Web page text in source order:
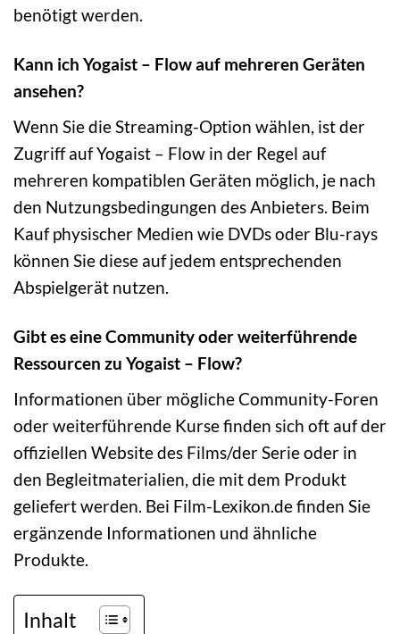
benötigt werden.
Kann ich Yogaist – Flow auf mehreren Geräten
ansehen?
Wenn Sie die Streaming-Option wählen, ist der
Zugriff auf Yogaist – Flow in der Regel auf
mehreren kompatiblen Geräten möglich, je nach
den Nutzungsbedingungen des Anbieters. Beim
Kauf physischer Medien wie DVDs oder Blu-rays
können Sie diese auf jedem entsprechenden
Abspielgerät nutzen.
Gibt es eine Community oder weiterführende
Ressourcen zu Yogaist – Flow?
Informationen über mögliche Community-Foren
oder weiterführende Kurse finden sich oft auf der
offiziellen Website des Films/der Serie oder in
den Begleitmaterialien, die mit dem Produkt
geliefert werden. Bei Film-Lexikon.de finden Sie
ergänzende Informationen und ähnliche
Produkte.
Inhalt